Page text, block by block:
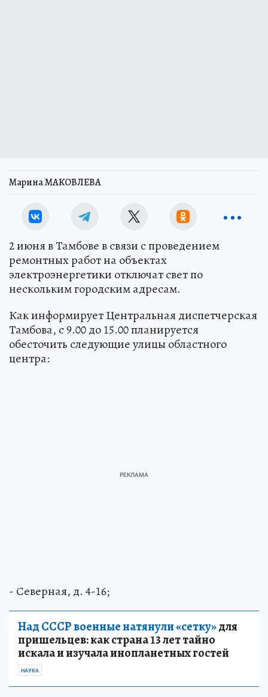
Марина МАКОВЛЕВА
2 июня в Тамбове в связи с проведением
ремонтных работ на объектах
электроэнергетики отключат свет по
нескольким городским адресам.
Как информирует Центральная диспетчерская
Тамбова, с 9.00 до 15.00 планируется
обесточить следующие улицы областного
центра:
- Северная, д. 4-16;
Над СССР военные натянули «сетку»для
пришельцев: как страна 13 лет тайно
искала и изучала инопланетных гостей
НАУКА